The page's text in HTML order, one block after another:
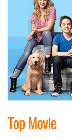
Top Movie